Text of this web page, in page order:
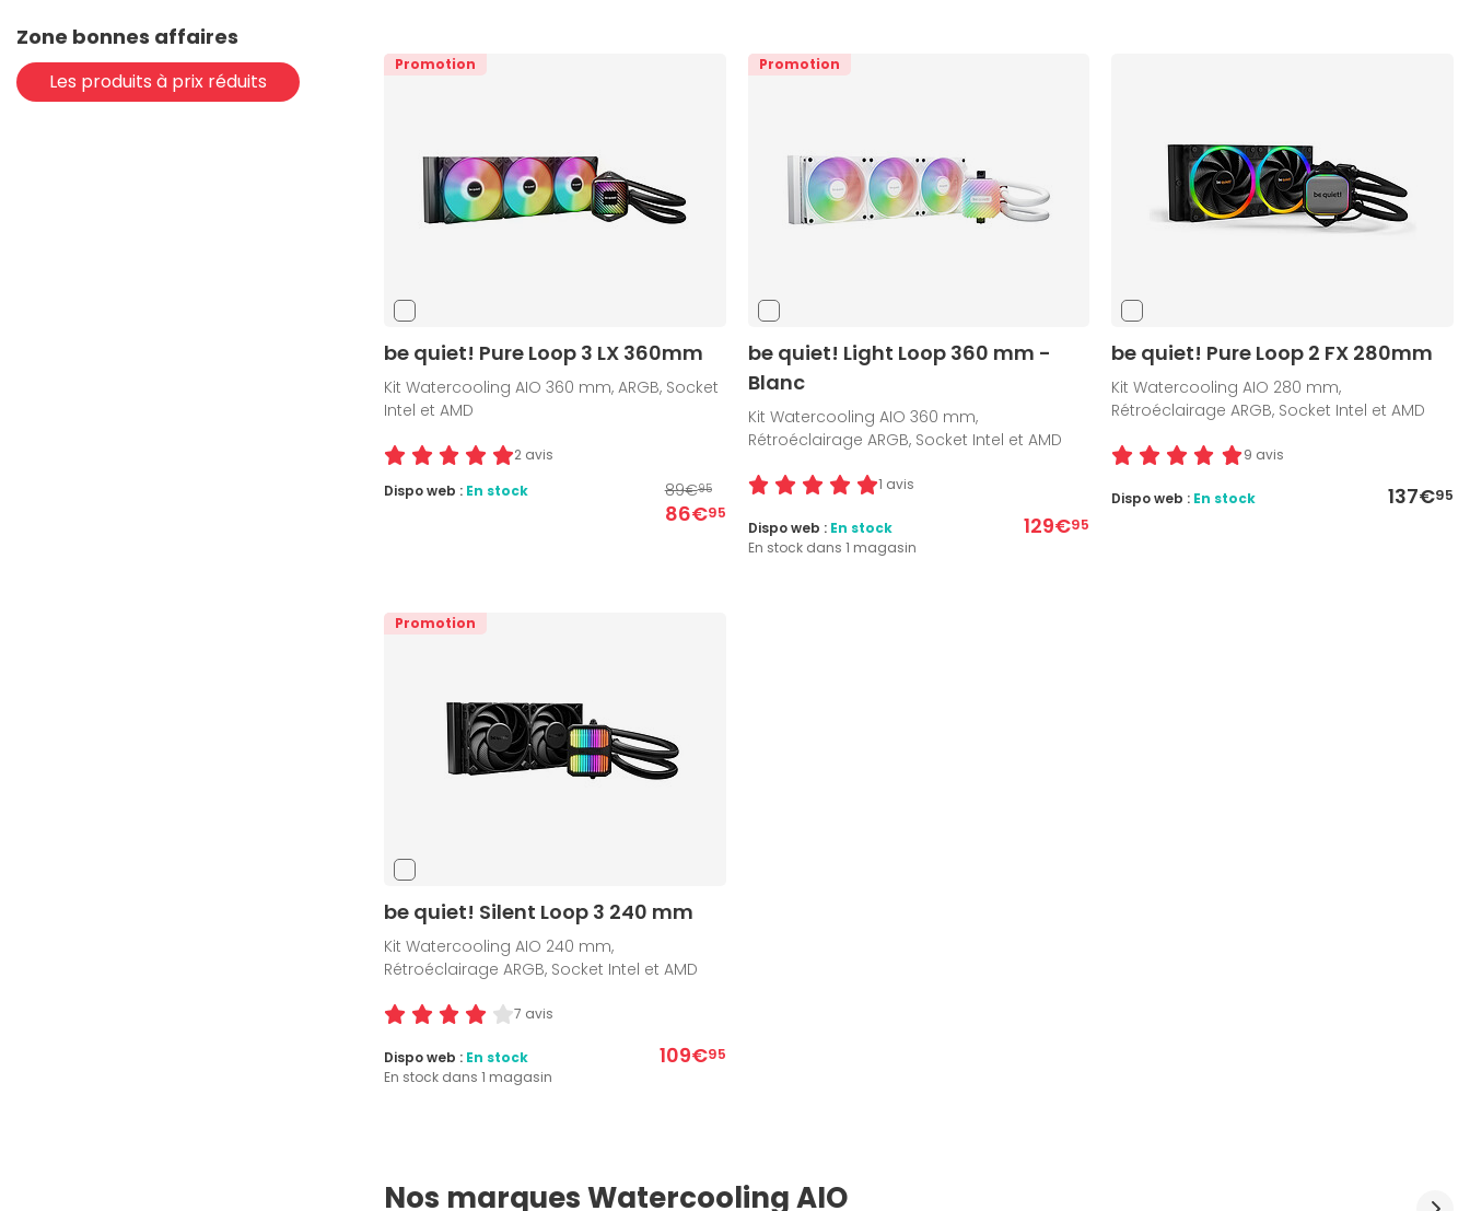
Zone bonnes affaires
Les produits à prix réduits
Promotion
be quiet! Pure Loop 3 LX 360mm
Kit Watercooling AIO 360 mm, ARGB, Socket
Intel et AMD
2 avis
89€95
86€95
Dispo web : En stock
Promotion
be quiet! Light Loop 360 mm -
Blanc
Kit Watercooling AIO 360 mm,
Rétroéclairage ARGB, Socket Intel et AMD
1 avis
129€95
Dispo web : En stock
En stock dans 1 magasin
be quiet! Pure Loop 2 FX 280mm
Kit Watercooling AIO 280 mm,
Rétroéclairage ARGB, Socket Intel et AMD
9 avis
137€95
Dispo web : En stock
Promotion
be quiet! Silent Loop 3 240 mm
Kit Watercooling AIO 240 mm,
Rétroéclairage ARGB, Socket Intel et AMD
7 avis
109€95
Dispo web : En stock
En stock dans 1 magasin
Nos marques Watercooling AIO